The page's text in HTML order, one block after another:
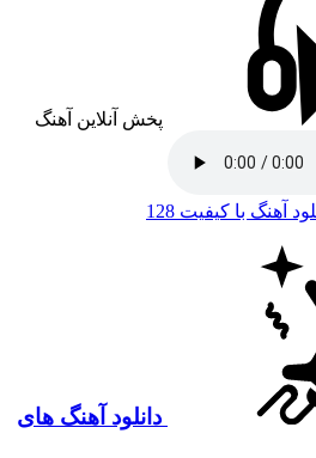
پخش آنلاین آهنگ
آهنگ با کیفیت 128
دانلود آهنگ های